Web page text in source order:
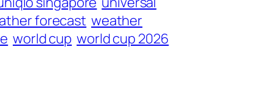
forecast weather
world cup world cup 2026